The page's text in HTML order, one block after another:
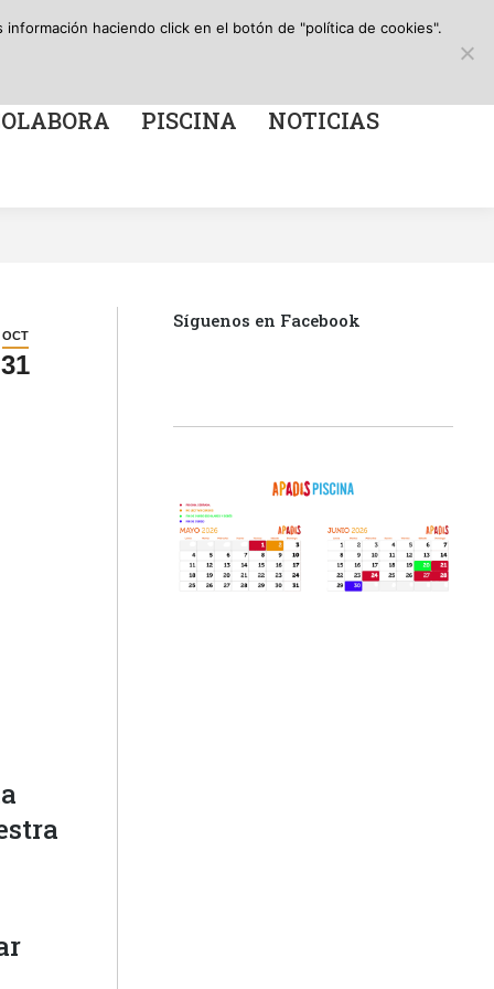
Facebook
in
X
page
PISCINA NOTICIAS
OCT
31
Síguenos en Facebook
haciendo click en el botón de "política de cookies".
PISCINA NOTICIAS